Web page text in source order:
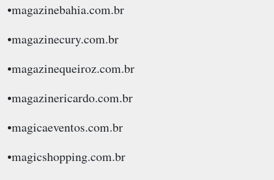
•magazinebahia.com.br
•magazinecury.com.br
•magazinequeiroz.com.br
•magazinericardo.com.br
•magicaeventos.com.br
•magicshopping.com.br